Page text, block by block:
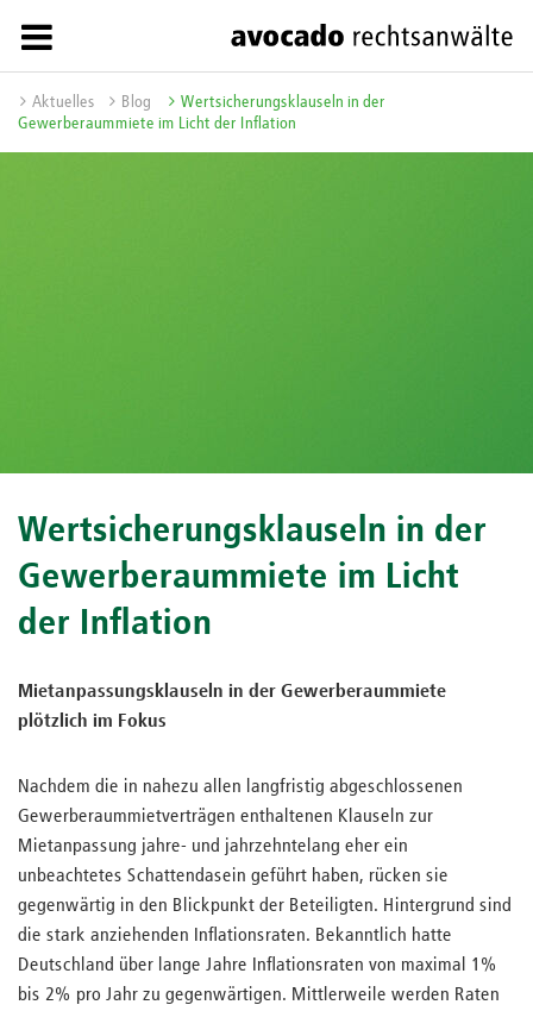
Aktuelles Blog
Wertsicherungsklauseln in der
Gewerberaummiete im Licht der Inflation
Wertsicherungsklauseln in der
Gewerberaummiete im Licht
der Inflation
Mietanpassungsklauseln in der Gewerberaummiete
plötzlich im Fokus
Nachdem die in nahezu allen langfristig abgeschlossenen
Gewerberaummietverträgen enthaltenen Klauseln zur
Mietanpassung jahre- und jahrzehntelang eher ein
unbeachtetes Schattendasein geführt haben, rücken sie
gegenwärtig in den Blickpunkt der Beteiligten. Hintergrund sind
die stark anziehenden Inflationsraten. Bekanntlich hatte
Deutschland über lange Jahre Inflationsraten von maximal 1%
bis 2% pro Jahr zu gegenwärtigen. Mittlerweile werden Raten